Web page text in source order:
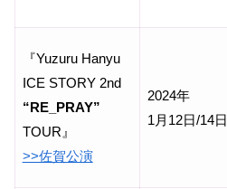
『Yuzuru Hanyu
ICE STORY 2nd
“RE_PRAY”
TOUR』
>>佐賀公演
2024年
1月12日/14日